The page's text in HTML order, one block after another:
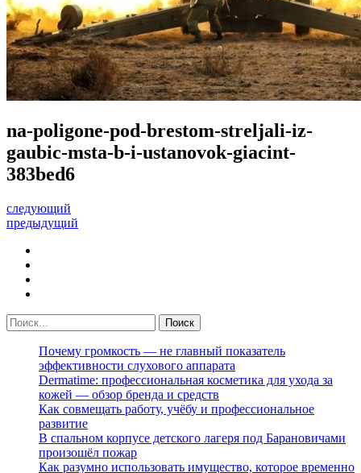
na-poligone-pod-brestom-streljali-iz-
gaubic-msta-b-i-ustanovok-giacint-
383bed6
следующий
предыдущий
Почему громкость — не главный показатель
эффективности слухового аппарата
Dermatime: профессиональная косметика для ухода за
кожей — обзор бренда и средств
Как совмещать работу, учёбу и профессиональное
развитие
В спальном корпусе детского лагеря под Барановичами
произошёл пожар
Как разумно использовать имущество, которое временно